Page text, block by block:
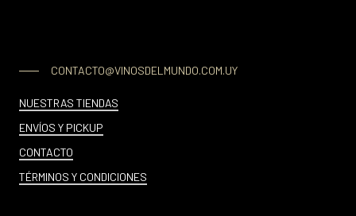
CONTACTO@VINOSDELMUNDO.COM.UY
NUESTRAS TIENDAS
ENVÍOS Y PICKUP
CONTACTO
TÉRMINOS Y CONDICIONES